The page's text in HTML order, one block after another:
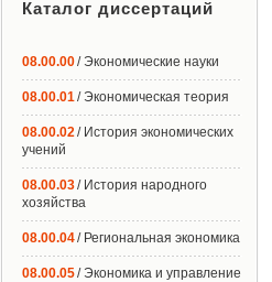
Каталог диссертаций
08.00.00/ Экономические науки
08.00.01/ Экономическая теория
08.00.02/ История экономических
учений
08.00.03/ История народного
хозяйства
08.00.04/ Региональная экономика
08.00.05/ Экономика и управление